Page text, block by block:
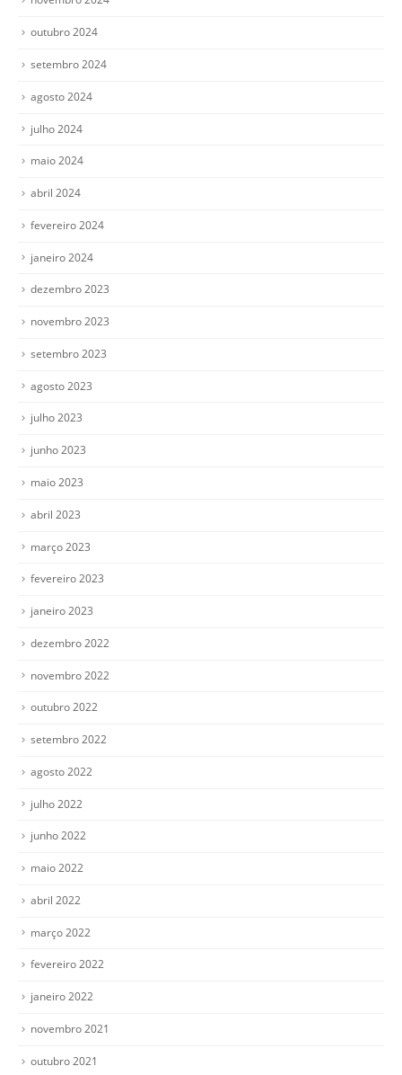
outubro 2024
setembro 2024
agosto 2024
julho 2024
maio 2024
abril 2024
fevereiro 2024
janeiro 2024
dezembro 2023
novembro 2023
setembro 2023
agosto 2023
julho 2023
junho 2023
maio 2023
abril 2023
março 2023
fevereiro 2023
janeiro 2023
dezembro 2022
novembro 2022
outubro 2022
setembro 2022
agosto 2022
julho 2022
junho 2022
maio 2022
abril 2022
março 2022
fevereiro 2022
janeiro 2022
novembro 2021
outubro 2021